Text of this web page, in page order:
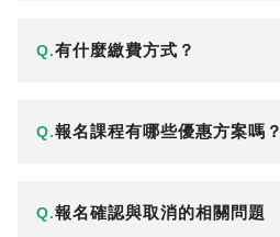
Q.有什麼繳費方式？
Q.報名課程有哪些優惠方案嗎？
Q.報名確認與取消的相關問題